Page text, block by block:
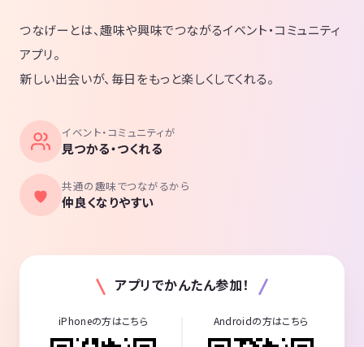
つなげーとは、趣味や興味でつながるイベント・コミュニティ
アプリ。
新しい出会いが、毎日をもっと楽しくしてくれる。
イベント・コミュニティが
見つかる・つくれる
共通の趣味でつながるから
仲良くなりやすい
アプリでかんたん参加！
iPhoneの方はこちら Androidの方はこちら